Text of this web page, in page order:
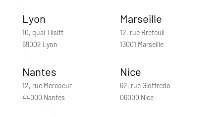
Lyon
10, quai Tilsitt
69002 Lyon
Marseille
12, rue Breteuil
13001 Marseille
Nantes
12, rue Mercoeur
44000 Nantes
Nice
62, rue Gioffredo
06000 Nice